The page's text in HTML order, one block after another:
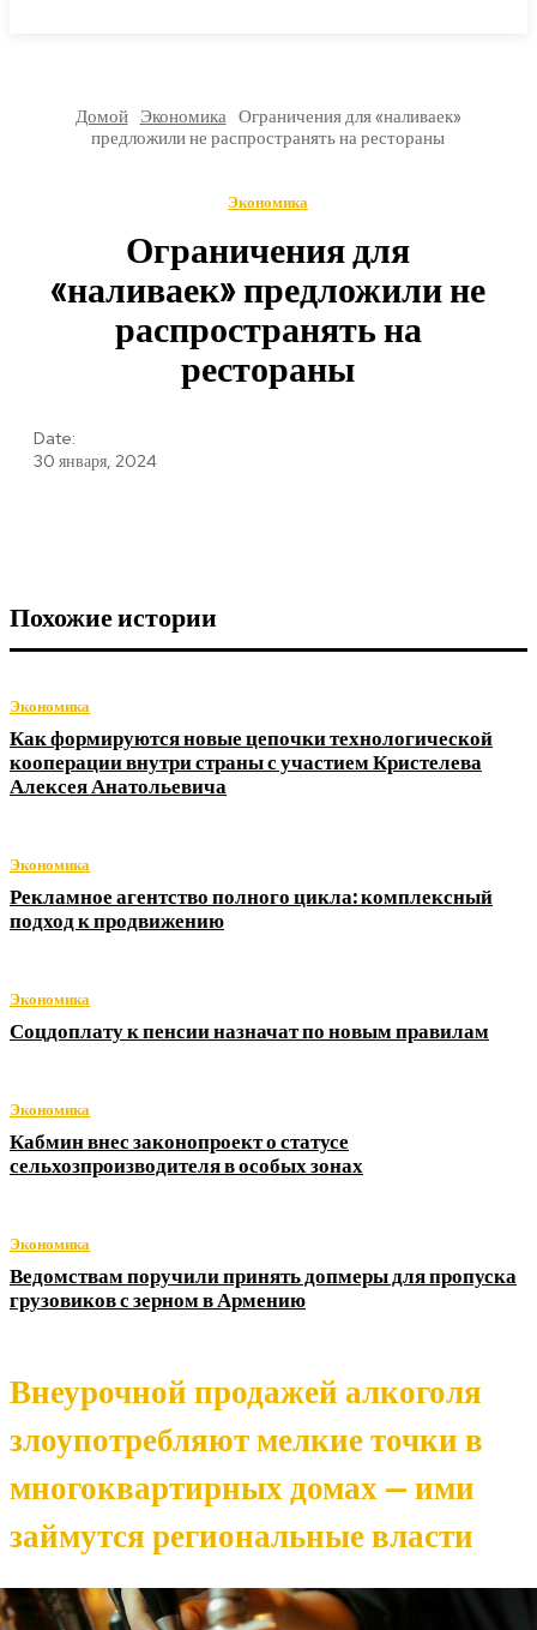
Домой Экономика Ограничения для «наливаек»
предложили не распространять на рестораны
Экономика
Ограничения для
«наливаек» предложили не
распространять на
рестораны
Date:
30 января, 2024
Похожие истории
Экономика
Как формируются новые цепочки технологической
кооперации внутри страны с участием Кристелева
Алексея Анатольевича
Экономика
Рекламное агентство полного цикла: комплексный
подход к продвижению
Экономика
Соцдоплату к пенсии назначат по новым правилам
Экономика
Кабмин внес законопроект о статусе
сельхозпроизводителя в особых зонах
Экономика
Ведомствам поручили принять допмеры для пропуска
грузовиков с зерном в Армению
Внеурочной продажей алкоголя
злоупотребляют мелкие точки в
многоквартирных домах — ими
займутся региональные власти